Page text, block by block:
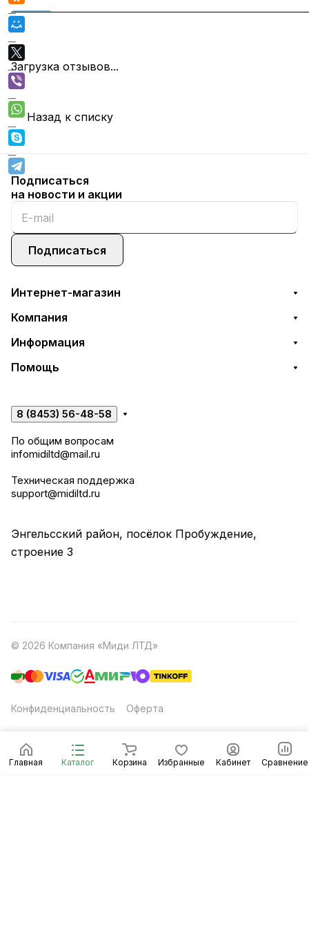
Загрузка отзывов...
Назад к списку
Главная Каталог Корзина Избранные Кабинет Сравнение
Подписаться
на новости и акции
Подписаться
Интернет-магазин
Компания
Информация
Помощь
8 (8453) 56-48-58
По общим вопросам
infomidiltd@mail.ru
Техническая поддержка
support@midiltd.ru
Энгельсский район, посёлок Пробуждение,
строение 3
© 2026 Компания «Миди ЛТД»
Конфиденциальность Оферта